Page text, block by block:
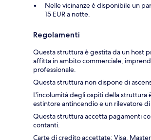
Nelle vicinanze è disponibile un
15 EUR a notte.
Regolamenti
Questa struttura è gestita da un host
affitta in ambito commerciale,
professionale.
Questa struttura non dispone di
L'incolumità degli ospiti della struttura
estintore antincendio e un rilevatore
Questa struttura accetta pagamenti
contanti.
Carte di credito accettate: Visa,